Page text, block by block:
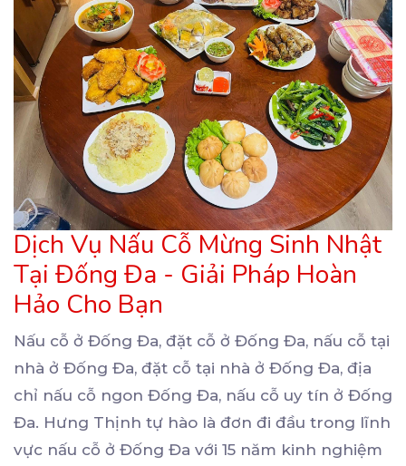
Dịch Vụ Nấu Cỗ Mừng Sinh Nhật
Tại Đống Đa - Giải Pháp Hoàn
Hảo Cho Bạn
Nấu cỗ ở Đống Đa, đặt cỗ ở Đống Đa, nấu cỗ tại
nhà ở Đống Đa, đặt cỗ tại nhà ở Đống Đa, địa
chỉ nấu cỗ ngon Đống Đa, nấu cỗ uy tín ở Đống
Đa. Hưng Thịnh tự hào là đơn đi đầu trong lĩnh
vực nấu cỗ ở Đống Đa với 15 năm kinh nghiệm